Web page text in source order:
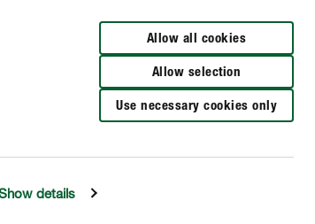
details
Allow all cookies
Allow selection
Use necessary cookies only